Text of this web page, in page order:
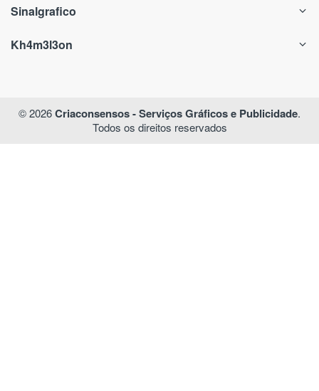
Sinalgrafico
Kh4m3l3on
© 2026Criaconsensos - Serviços Gráficos e Publicidade.
Todos os direitos reservados